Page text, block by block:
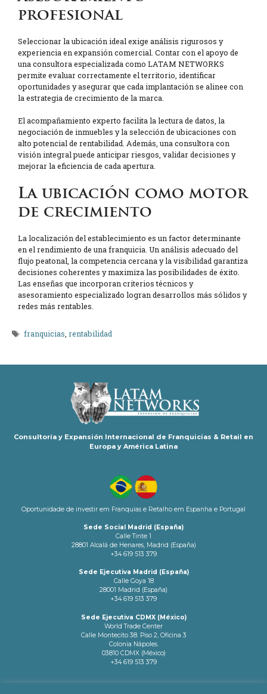
profesional
Seleccionar la ubicación ideal exige análisis rigurosos y
experiencia en expansión comercial. Contar con el apoyo de
una consultora especializada como LATAM NETWORKS
permite evaluar correctamente el territorio, identificar
oportunidades y asegurar que cada implantación se alinee con
la estrategia de crecimiento de la marca.
El acompañamiento experto facilita la lectura de datos, la
negociación de inmuebles y la selección de ubicaciones con
alto potencial de rentabilidad. Además, una consultora con
visión integral puede anticipar riesgos, validar decisiones y
mejorar la eficiencia de cada apertura.
La ubicación como motor
de crecimiento
La localización del establecimiento es un factor determinante
en el rendimiento de una franquicia. Un análisis adecuado del
flujo peatonal, la competencia cercana y la visibilidad garantiza
decisiones coherentes y maximiza las posibilidades de éxito.
Las enseñas que incorporan criterios técnicos y
asesoramiento especializado logran desarrollos más sólidos y
redes más rentables.
Etiquetas
franquicias,rentabilidad
Consultoría y Expansión Internacional de Franquicias & Retail en
Europa y América Latina
Oportunidade de investir em Franquias e Retalho em Espanha e Portugal
Sede Social Madrid (España)
Calle Tinte 1
28801 Alcalá de Henares, Madrid (España)
+34 619 513 379
Sede Ejecutiva Madrid (España)
Calle Goya 18
28001 Madrid (España)
+34 619 513 379
Sede Ejecutiva CDMX (México)
World Trade Center
Calle Montecito 38. Piso 2, Oficina 3
Colonia Nápoles.
03810 CDMX (México)
+34 619 513 379